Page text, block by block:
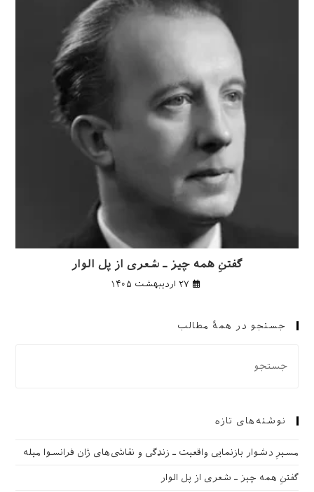
گفتنِ همه چیز ـ شعری از پل الوار
۲۷ اردیبهشت ۱۴۰۵
جستجو در همهٔ مطالب
نوشته‌های تازه
مسیرِ دشوار بازنمایی واقعیت ـ زندگی و نقاشی‌های ژان فرانسوا میله
گفتنِ همه چیز ـ شعری از پل الوار